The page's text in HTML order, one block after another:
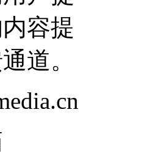
容提
道。